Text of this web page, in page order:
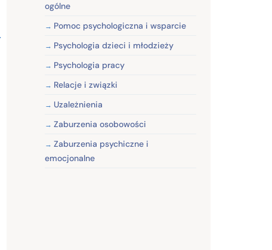
ogólne
Pomoc psychologiczna i wsparcie
Psychologia dzieci i młodzieży
Psychologia pracy
Relacje i związki
Uzależnienia
Zaburzenia osobowości
Zaburzenia psychiczne i
emocjonalne